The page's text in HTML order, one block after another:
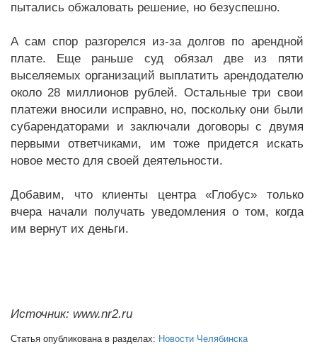
пытались обжаловать решение, но безуспешно.
А сам спор разгорелся из-за долгов по арендной
плате. Еще раньше суд обязал две из пяти
выселяемых организаций выплатить арендодателю
около 28 миллионов рублей. Остальные три свои
платежи вносили исправно, но, поскольку они были
субарендаторами и заключали договоры с двумя
первыми ответчиками, им тоже придется искать
новое место для своей деятельности.
Добавим, что клиенты центра «Глобус» только
вчера начали получать уведомления о том, когда
им вернут их деньги.
Источник: www.nr2.ru
Статья опубликована в разделах: Новости Челябинска